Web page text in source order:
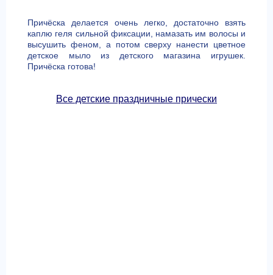
Причёска делается очень легко, достаточно взять
каплю геля сильной фиксации, намазать им волосы и
высушить феном, а потом сверху нанести цветное
детское мыло из детского магазина игрушек.
Причёска готова!
Все детские праздничные прически